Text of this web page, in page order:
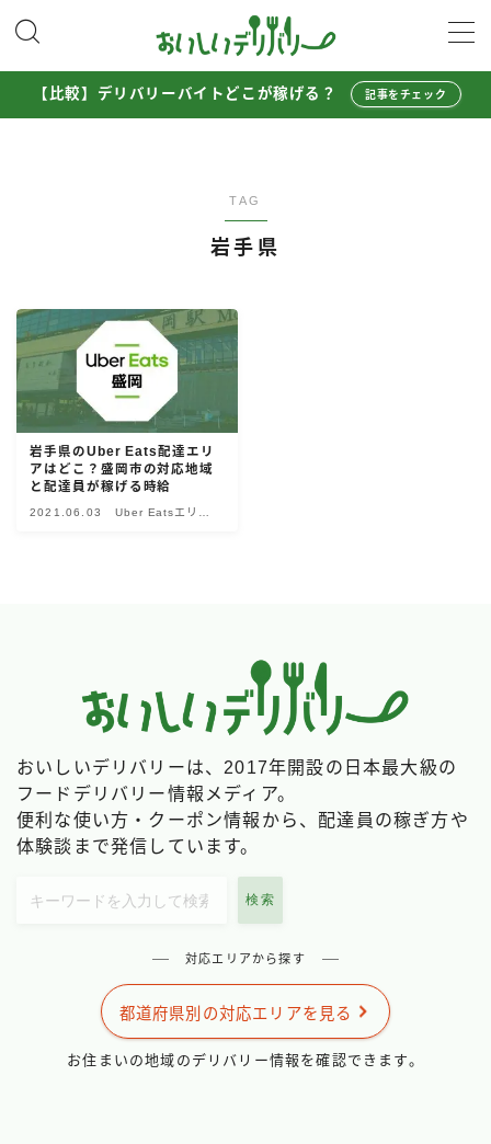
MENU
配達員272人アンケート調査
収入シミュレーター
配達員の体験談・口コミ
お得に注文する
Uber Eatsの注文ガイド
フードデリバリークーポン比較
飲食店として出店する
Uber Eats加盟店ガイド
Uber Eats出店方法
出店店舗の取材記事
出前館
ロケットナウ
【比較】デリバリーバイトどこが稼げる？ 記事をチェック
TAG
岩手県
岩手県のUber Eats配達エリ
アはどこ？盛岡市の対応地域
と配達員が稼げる時給
2021.06.03
Uber Eatsエリア
おいしいデリバリーは、2017年開設の日本最大級の
フードデリバリー情報メディア。
便利な使い方・クーポン情報から、配達員の稼ぎ方や
体験談まで発信しています。
検索
対応エリアから探す
都道府県別の対応エリアを見る
お住まいの地域のデリバリー情報を確認できます。